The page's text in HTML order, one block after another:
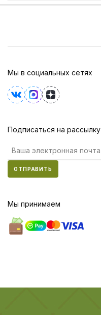
Мы в социальных сетях
Подписаться на рассылку
ОТПРАВИТЬ
Мы принимаем